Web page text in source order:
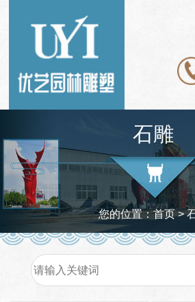
铜
石
玻璃钢
新闻中
案例
关于
石雕
您的位置：首页>